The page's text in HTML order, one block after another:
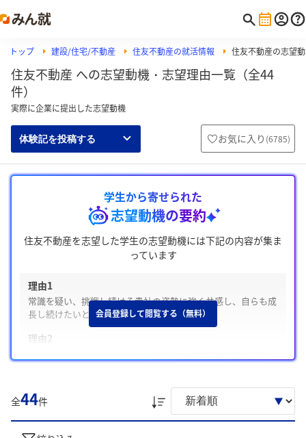
トップ 建設/住宅/不動産 住友不動産の就活情報 住友不動産の志望
住友不動産 への志望動機・志望理由一覧（全44
件）
実際に企業に提出した志望動機
体験記を投稿する お気に入り (6785)
学生から寄せられた
志望動機の要約
住友不動産を志望した学生の志望動機には下記の内容が集ま
っています
理由1
常識を疑い、挑戦し続ける貴社の姿勢に強く共感し、自らも成
長し続けたいと考えたため
理由2
貴社で実現したいと強く考えたから
理由3
地域の個性を活かし、ゼロベースで新たな価値を創り出す貴社
の街づくりに惹かれたから
会員登録して閲覧する（無料）
全44件